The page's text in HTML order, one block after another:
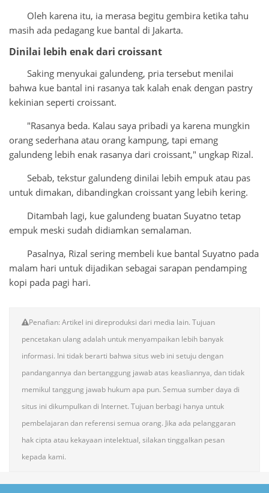
Oleh karena itu, ia merasa begitu gembira ketika tahu
masih ada pedagang kue bantal di Jakarta.
Dinilai lebih enak dari croissant
Saking menyukai galundeng, pria tersebut menilai
bahwa kue bantal ini rasanya tak kalah enak dengan pastry
kekinian seperti croissant.
"Rasanya beda. Kalau saya pribadi ya karena mungkin
orang sederhana atau orang kampung, tapi emang
galundeng lebih enak rasanya dari croissant," ungkap Rizal.
Sebab, tekstur galundeng dinilai lebih empuk atau pas
untuk dimakan, dibandingkan croissant yang lebih kering.
Ditambah lagi, kue galundeng buatan Suyatno tetap
empuk meski sudah didiamkan semalaman.
Pasalnya, Rizal sering membeli kue bantal Suyatno pada
malam hari untuk dijadikan sebagai sarapan pendamping
kopi pada pagi hari.
Penafian: Artikel ini direproduksi dari media lain. Tujuan
pencetakan ulang adalah untuk menyampaikan lebih banyak
informasi. Ini tidak berarti bahwa situs web ini setuju dengan
pandangannya dan bertanggung jawab atas keasliannya, dan tidak
memikul tanggung jawab hukum apa pun. Semua sumber daya di
situs ini dikumpulkan di Internet. Tujuan berbagi hanya untuk
pembelajaran dan referensi semua orang. Jika ada pelanggaran
hak cipta atau kekayaan intelektual, silakan tinggalkan pesan
kepada kami.